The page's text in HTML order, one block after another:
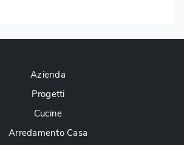
Azienda
Progetti
Cucine
Arredamento Casa